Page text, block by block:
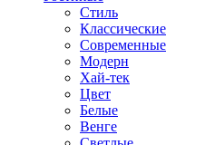
Стиль
Классические
Современные
Модерн
Хай-тек
Цвет
Белые
Венге